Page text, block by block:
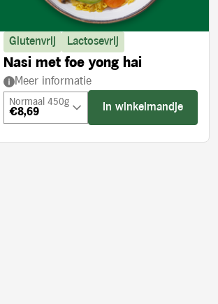
Glutenvrij Lactosevrij
Nasi met foe yong hai
Meer informatie
Normaal 450g
€8,69 In winkelmandje